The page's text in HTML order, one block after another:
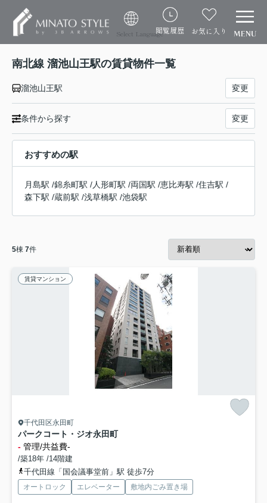
Select Language閲覧履歴 お気に入り
南北線 溜池山王駅の賃貸物件一覧
溜池山王駅 変更
条件から探す 変更
おすすめの駅
月島駅 /錦糸町駅 /人形町駅 /両国駅 /恵比寿駅 /住吉駅 /
森下駅 /蔵前駅 /浅草橋駅 /池袋駅
5棟 7件
賃貸マンション
千代田区永田町
パークコート・ジオ永田町
- 管理/共益費-
/築18年 /14階建
千代田線「国会議事堂前」駅 徒歩7分
オートロック エレベーター 敷地内ごみ置き場